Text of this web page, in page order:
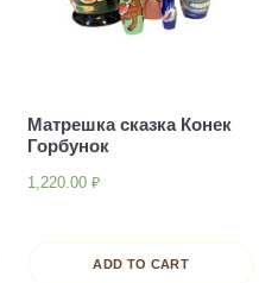
Матрешка сказка Конек
Горбунок
1,220.00₽
ADD TO CART